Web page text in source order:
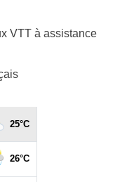
VTT à assistance